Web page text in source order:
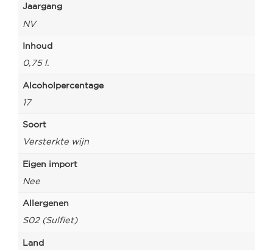
Jaargang
NV
Inhoud
0,75 l.
Alcoholpercentage
17
Soort
Versterkte wijn
Eigen import
Nee
Allergenen
S02 (Sulfiet)
Land